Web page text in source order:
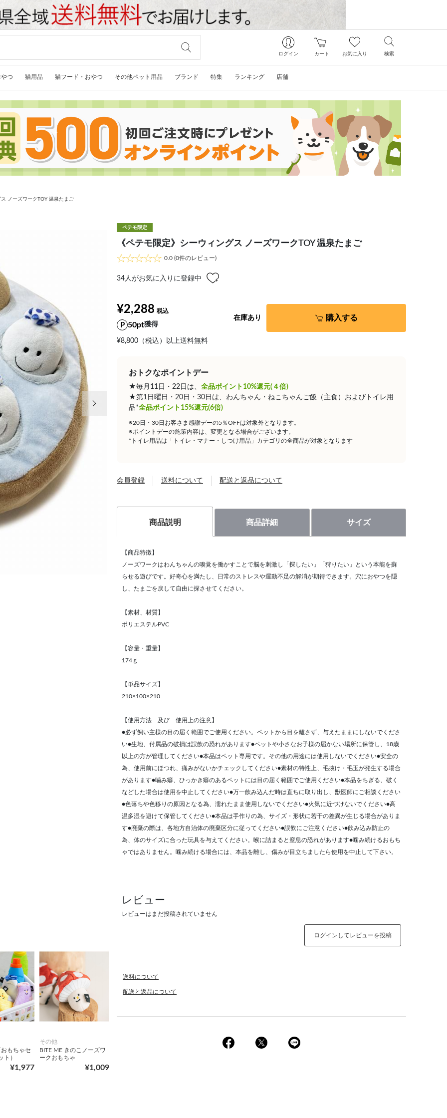
ログイン カート お気に入り 検索
つ 猫用品 猫フード・おやつ その他ペット用品 ブランド 特集 ランキング 店舗
ノーズワークTOY 温泉たまご
もちゃセ
ト）
¥1,977
その他
BITE ME きのこノーズワ
ークおもちゃ
¥1,009
ペテモ限定
《ペテモ限定》シーウィングス ノーズワークTOY 温泉たまご
0.0 (0件のレビュー)
34人がお気に入りに登録中
¥2,288
50pt獲得
¥8,800（税込）以上送料無料
在庫あり 購入する
おトクなポイントデー
★毎月11日・22日は、 全品ポイント10%還元(４倍)
★第1日曜日・20日・30日は、わんちゃん・ねこちゃんご飯（主食）およびトイレ用
品*全品ポイント15%還元(6倍)
※20日・30日お客さま感謝デーの5％OFFは対象外となります。
※ポイントデーの施策内容は、変更となる場合がございます。
*トイレ用品は「トイレ・マナー・しつけ用品」カテゴリの全商品が対象となります
会員登録 送料について 配送と返品について
商品説明 商品詳細 サイズ
【商品特徴】
ノーズワークはわんちゃんの嗅覚を働かすことで脳を刺激し「探したい」「狩りたい」という本能を蘇
らせる遊びです。好奇心を満たし、日常のストレスや運動不足の解消が期待できます。穴におやつを隠
し、たまごを戻して自由に探させてください。
【素材、材質】
ポリエステルPVC
【容量・重量】
174ｇ
【単品サイズ】
210×100×210
【使用方法 及び 使用上の注意】
●必ず飼い主様の目の届く範囲でご使用ください。ペットから目を離さず、与えたままにしないでくださ
い●生地、付属品の破損は誤飲の恐れがあります●ペットや小さなお子様の届かない場所に保管し、18歳
以上の方が管理してください●本品はペット専用です。その他の用途には使用しないでください●安全の
為、使用前にほつれ、痛みがないかチェックしてください●素材の特性上、毛抜け・毛玉が発生する場合
があります●噛み癖、ひっかき癖のあるペットには目の届く範囲でご使用ください●本品をちぎる、破く
などした場合は使用を中止してください●万一飲み込んだ時は直ちに取り出し、獣医師にご相談ください
●色落ちや色移りの原因となる為、濡れたまま使用しないでください●火気に近づけないでください●高
温多湿を避けて保管してください●本品は手作りの為、サイズ・形状に若干の差異が生じる場合がありま
す●廃棄の際は、各地方自治体の廃棄区分に従ってください●誤飲にご注意ください●飲み込み防止の
為、体のサイズに合った玩具を与えてください。喉に詰まると窒息の恐れがあります●噛み続けるおもち
ゃではありません。噛み続ける場合には、本品を離し、傷みが目立ちましたら使用を中止して下さい。
レビュー
レビューはまだ投稿されていません
ログインしてレビューを投稿
送料について
配送と返品について